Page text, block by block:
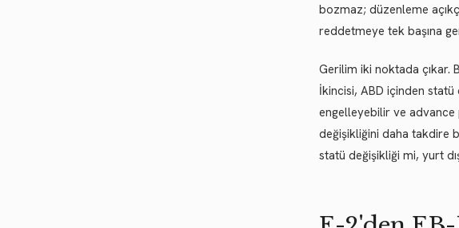
bozmaz; düzenleme
reddetmeye tek başına
Gerilim iki noktada çıkar.
İkincisi, ABD içinden
engelleyebilir ve advance
değişikliğini daha takdire
statü değişikliği mi, yurt